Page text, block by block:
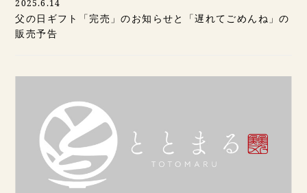
2025.6.14
父の日ギフト「完売」のお知らせと「遅れてごめんね」の
販売予告